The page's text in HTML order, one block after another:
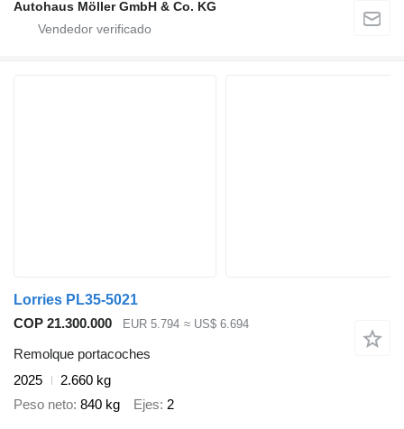
Autohaus Möller GmbH & Co. KG
Lorries PL35-5021
COP 21.300.000
EUR 5.794 ≈ US$ 6.694
Remolque portacoches
2025
2.660 kg
Peso neto 840 kg Ejes 2